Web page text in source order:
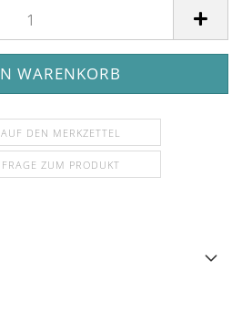
AUF DEN MERKZETTEL
FRAGE ZUM PRODUKT